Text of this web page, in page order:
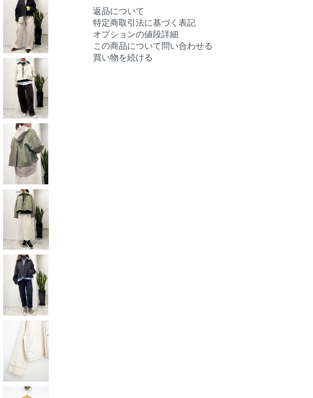
返品について
特定商取引法に基づく表記
オプションの値段詳細
この商品について問い合わせる
買い物を続ける